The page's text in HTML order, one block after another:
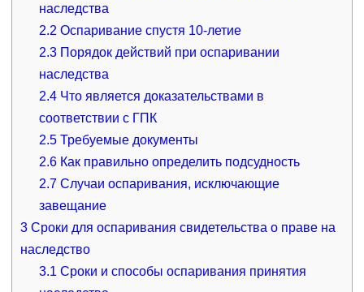
наследства
2.2 Оспаривание спустя 10-летие
2.3 Порядок действий при оспаривании
наследства
2.4 Что является доказательствами в
соответствии с ГПК
2.5 Требуемые документы
2.6 Как правильно определить подсудность
2.7 Случаи оспаривания, исключающие
завещание
3Сроки для оспаривания свидетельства о праве на
наследство
3.1 Сроки и способы оспаривания принятия